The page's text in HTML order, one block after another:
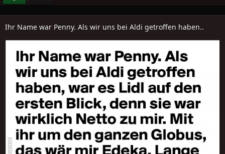
Ihr Name war Penny. Als wir uns bei Aldi getroffen haben..